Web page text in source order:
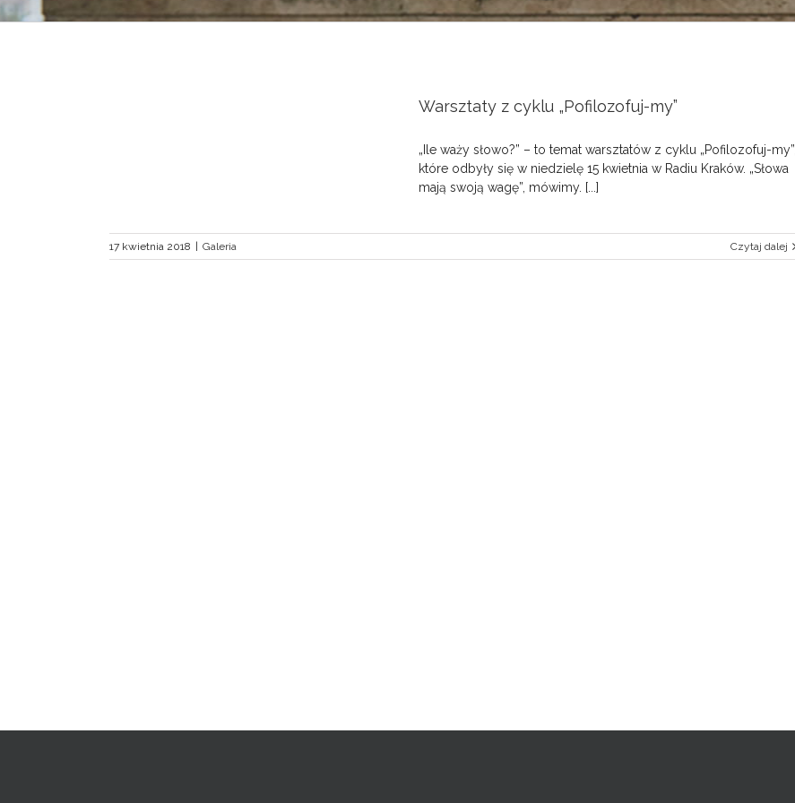
Warsztaty z cyklu „Pofilozofuj-my”
„Ile waży słowo?” – to temat warsztatów z cyklu „Pofilozofuj-my”,
które odbyły się w niedzielę 15 kwietnia w Radiu Kraków. „Słowa
mają swoją wagę”, mówimy. [...]
17 kwietnia 2018 Galeria Czytaj dalej